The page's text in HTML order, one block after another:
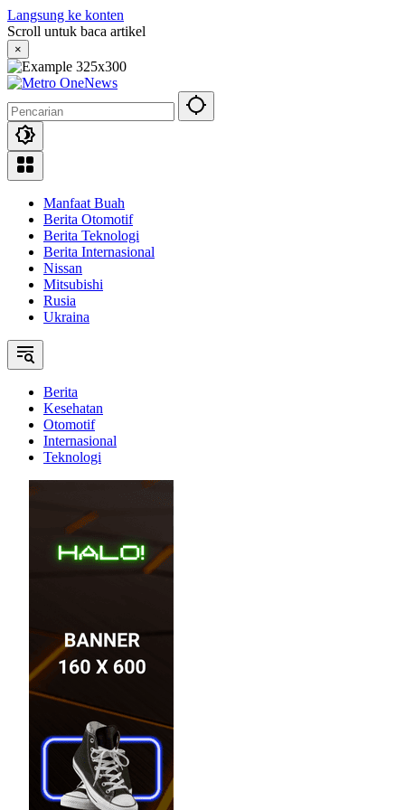
Langsung ke konten
Scroll untuk baca artikel
×
Manfaat Buah
Berita Otomotif
Berita Teknologi
Berita Internasional
Nissan
Mitsubishi
Rusia
Ukraina
Berita
Kesehatan
Otomotif
Internasional
Teknologi